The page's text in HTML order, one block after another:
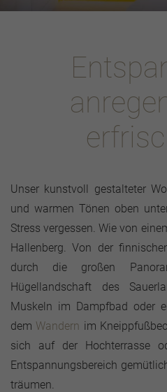
Unser kunstvoll gestalteter
und warmen Tönen oben
Stress vergessen. Wie von
Hallenberg. Von der
durch die großen
Hügellandschaft des
Muskeln im Dampfbad oder
dem Wandern im
sich auf der Hochterrasse
Entspannungsbereich
träumen.